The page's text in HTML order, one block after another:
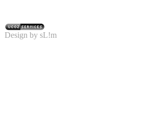
Design by sL!m